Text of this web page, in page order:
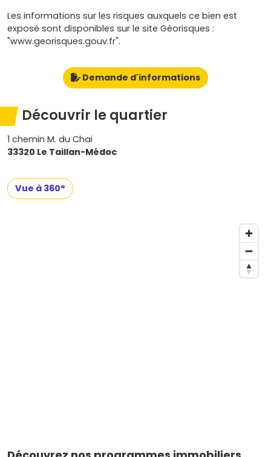
Les informations sur les risques auxquels ce bien est
exposé sont disponibles sur le site Géorisques :
"www.georisques.gouv.fr".
Demande d'informations
Découvrir le quartier
1 chemin M. du Chai
33320 Le Taillan-Médoc
Vue à 360°